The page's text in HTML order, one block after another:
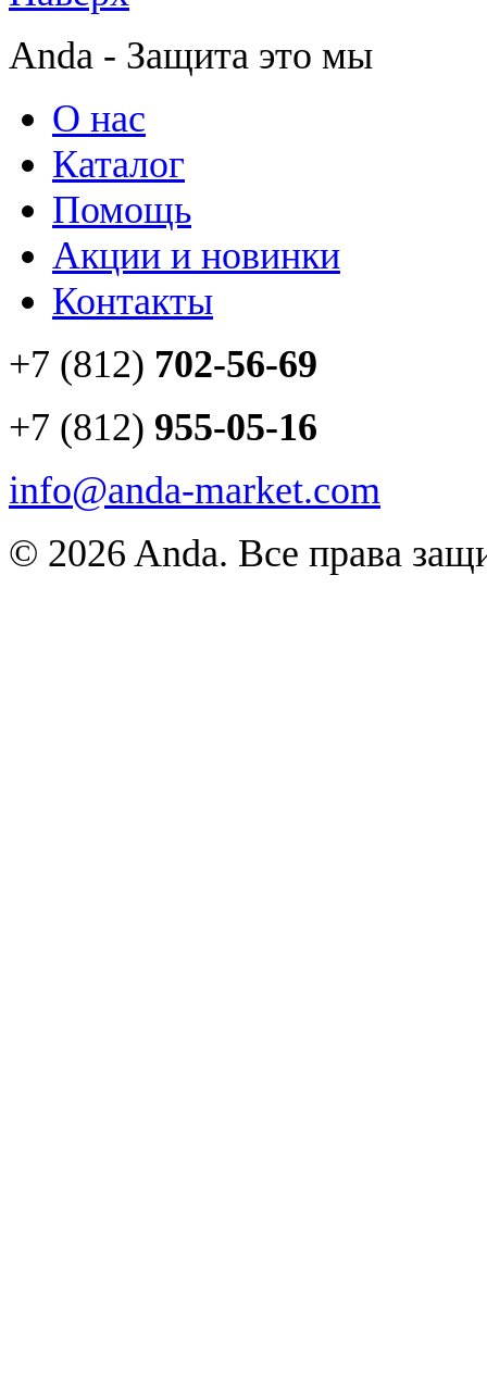
Anda - Защита это мы
О нас
Каталог
Помощь
Акции и новинки
Контакты
+7 (812) 702-56-69
+7 (812) 955-05-16
info@anda-market.com
© 2026 Anda. Все права